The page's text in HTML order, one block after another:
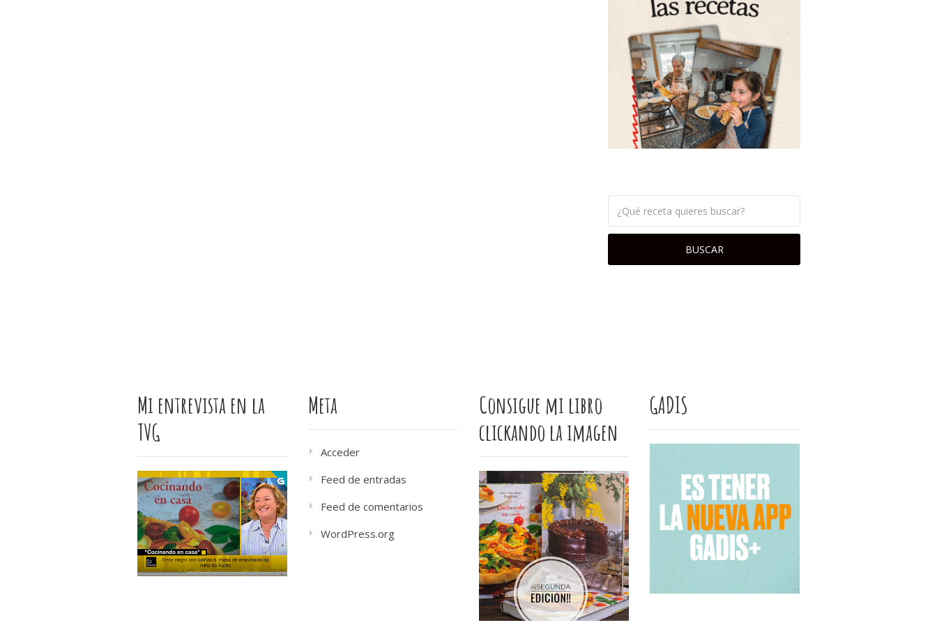
Mi entrevista en la
TVG
Meta
Acceder
Feed de entradas
Feed de comentarios
WordPress.org
Consigue mi libro
clickando la imagen
GADIS